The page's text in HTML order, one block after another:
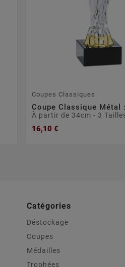
Coupes Classiques
Coupe Classique Métal
À partir de 34cm - 3
16,10 €
Catégories
Déstockage
Coupes
Médailles
Trophées